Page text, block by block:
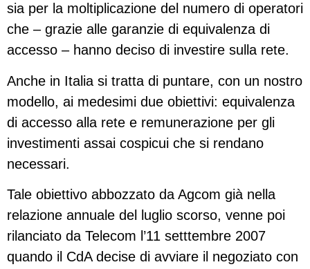
sia per la moltiplicazione del numero di operatori
che – grazie alle garanzie di equivalenza di
accesso – hanno deciso di investire sulla rete.
Anche in Italia si tratta di puntare, con un nostro
modello, ai medesimi due obiettivi: equivalenza
di accesso alla rete e remunerazione per gli
investimenti assai cospicui che si rendano
necessari.
Tale obiettivo abbozzato da Agcom già nella
relazione annuale del luglio scorso, venne poi
rilanciato da Telecom l’11 setttembre 2007
quando il CdA decise di avviare il negoziato con